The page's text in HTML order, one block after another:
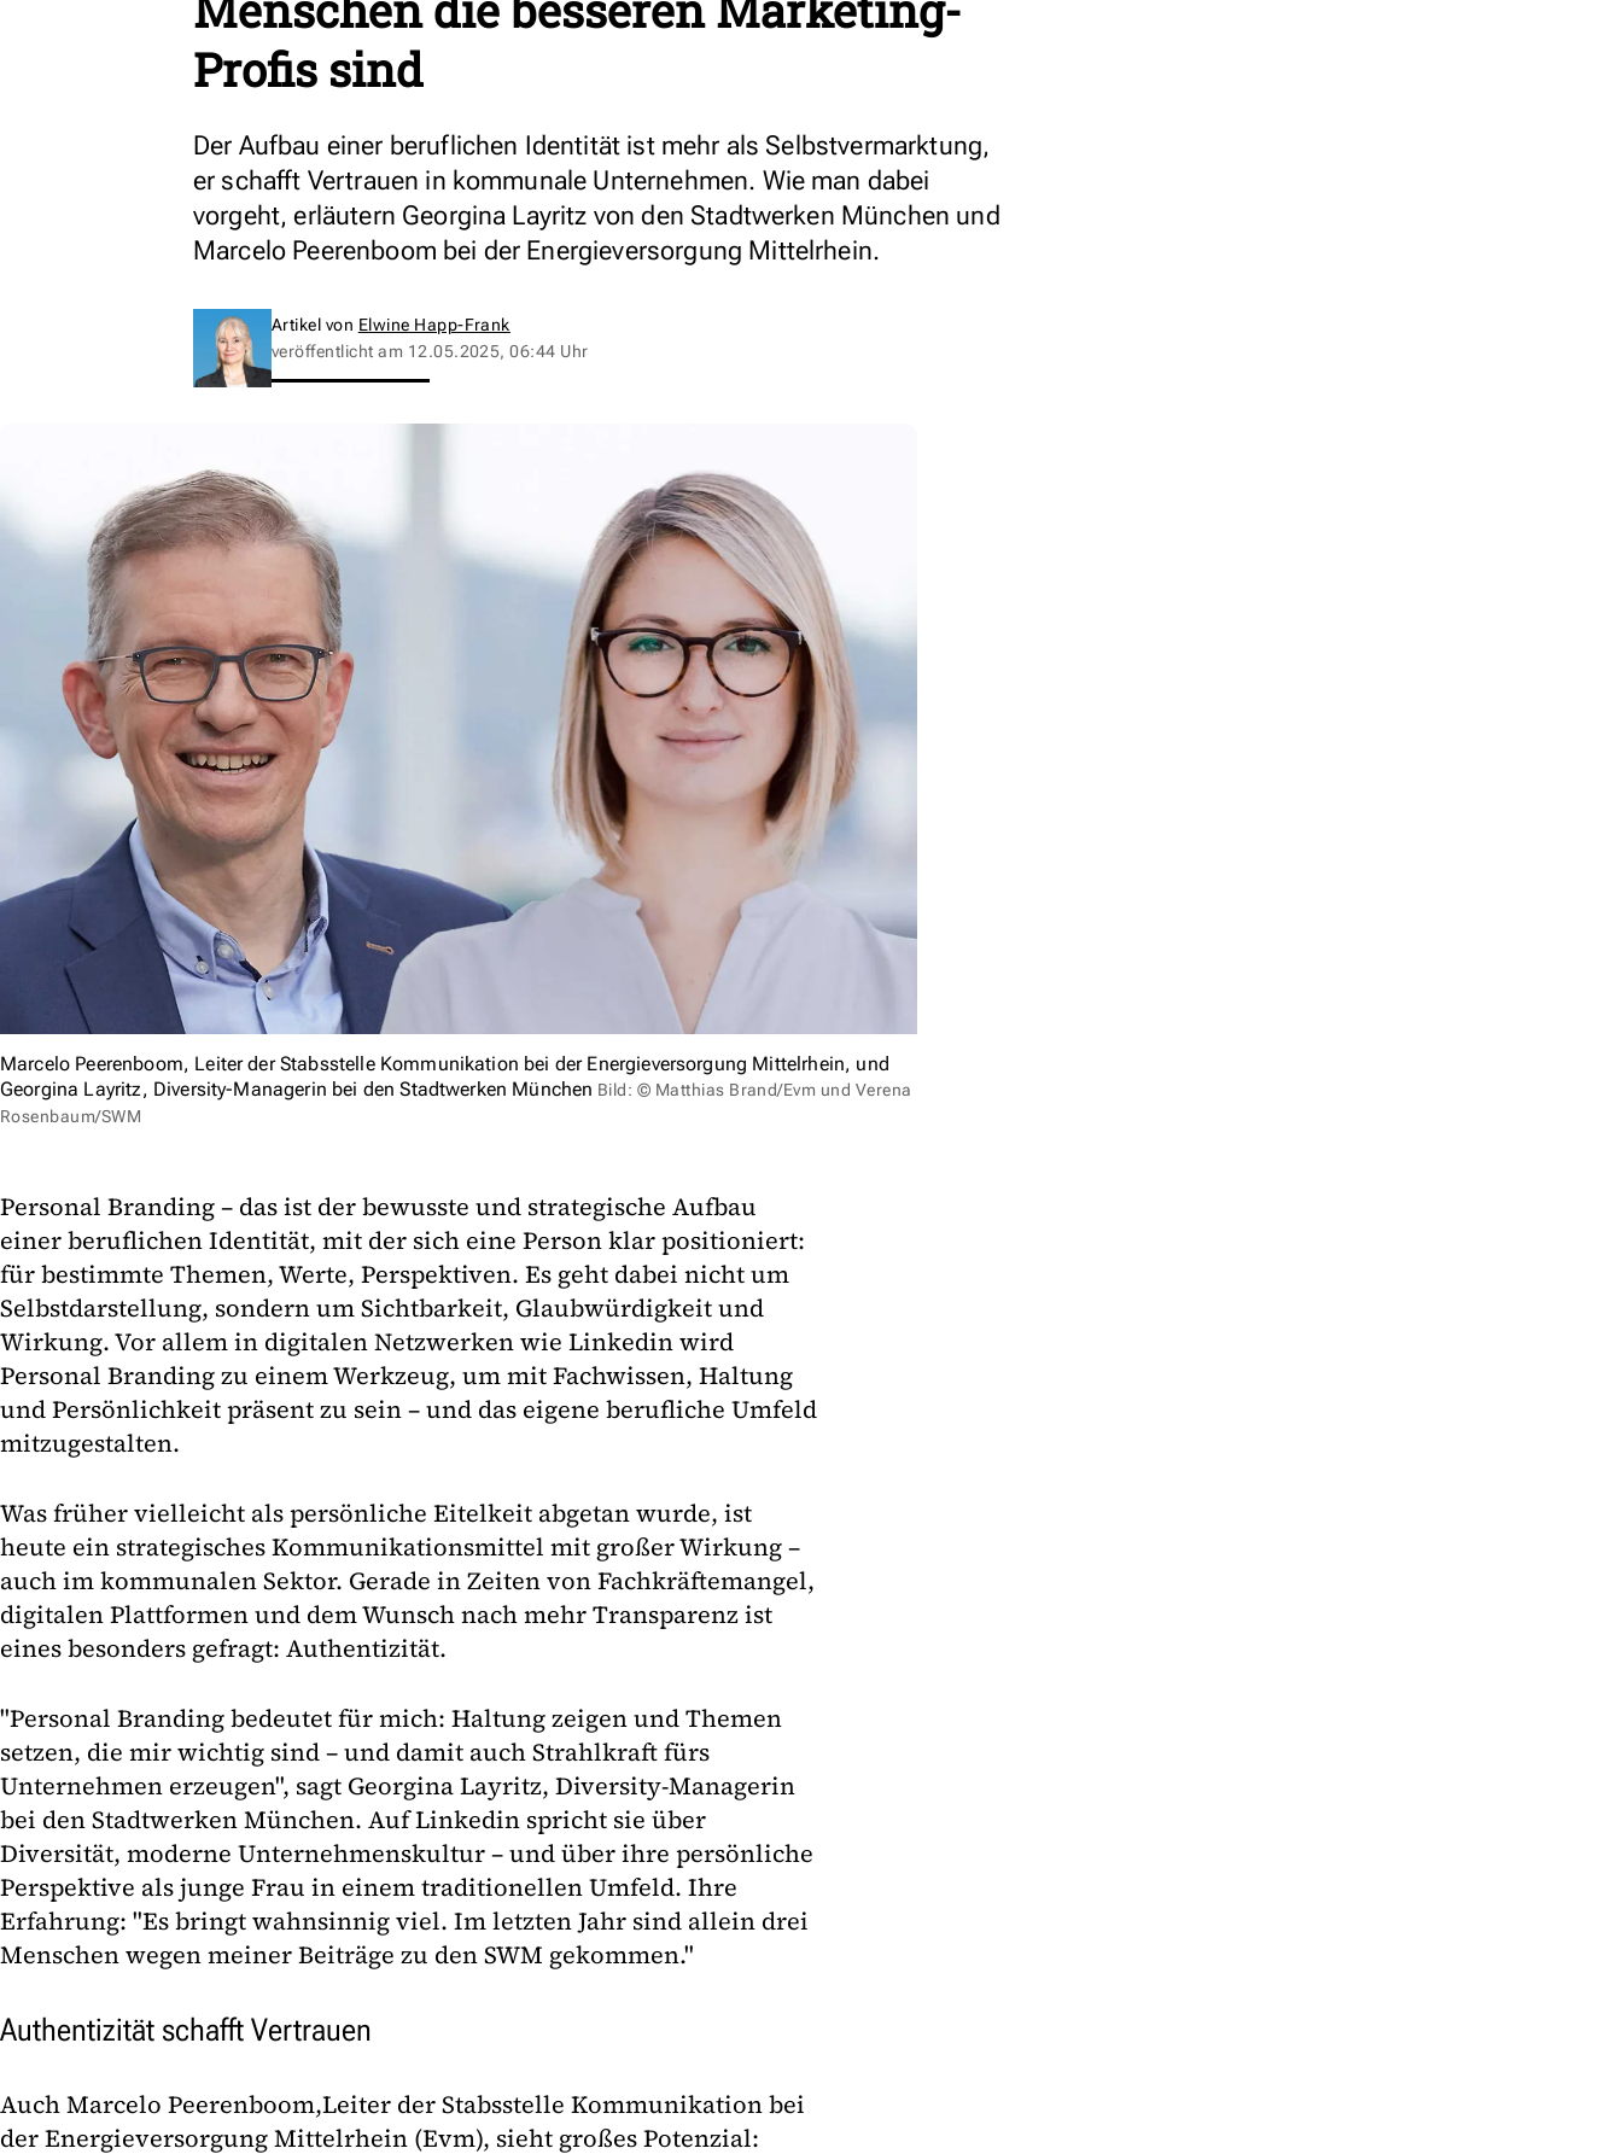
Profis sind
Der Aufbau einer beruflichen Identität ist mehr als Selbstvermarktung,
er schafft Vertrauen in kommunale Unternehmen. Wie man dabei
vorgeht, erläutern Georgina Layritz von den Stadtwerken München und
Marcelo Peerenboom bei der Energieversorgung Mittelrhein.
Artikel von Elwine Happ-Frank
veröffentlicht am 12.05.2025, 06:44 Uhr
Marcelo Peerenboom, Leiter der Stabsstelle Kommunikation bei der Energieversorgung Mittelrhein, und
Georgina Layritz, Diversity-Managerin bei den Stadtwerken München Bild: © Matthias Brand/Evm und Verena
Rosenbaum/SWM
Personal Branding – das ist der bewusste und strategische Aufbau
einer beruflichen Identität, mit der sich eine Person klar positioniert:
für bestimmte Themen, Werte, Perspektiven. Es geht dabei nicht um
Selbstdarstellung, sondern um Sichtbarkeit, Glaubwürdigkeit und
Wirkung. Vor allem in digitalen Netzwerken wie Linkedin wird
Personal Branding zu einem Werkzeug, um mit Fachwissen, Haltung
und Persönlichkeit präsent zu sein – und das eigene berufliche Umfeld
mitzugestalten.
Was früher vielleicht als persönliche Eitelkeit abgetan wurde, ist
heute ein strategisches Kommunikationsmittel mit großer Wirkung –
auch im kommunalen Sektor. Gerade in Zeiten von Fachkräftemangel,
digitalen Plattformen und dem Wunsch nach mehr Transparenz ist
eines besonders gefragt: Authentizität.
"Personal Branding bedeutet für mich: Haltung zeigen und Themen
setzen, die mir wichtig sind – und damit auch Strahlkraft fürs
Unternehmen erzeugen", sagt Georgina Layritz, Diversity-Managerin
bei den Stadtwerken München. Auf Linkedin spricht sie über
Diversität, moderne Unternehmenskultur – und über ihre persönliche
Perspektive als junge Frau in einem traditionellen Umfeld. Ihre
Erfahrung: "Es bringt wahnsinnig viel. Im letzten Jahr sind allein drei
Menschen wegen meiner Beiträge zu den SWM gekommen."
Authentizität schafft Vertrauen
Auch Marcelo Peerenboom,Leiter der Stabsstelle Kommunikation bei
der Energieversorgung Mittelrhein (Evm), sieht großes Potenzial: